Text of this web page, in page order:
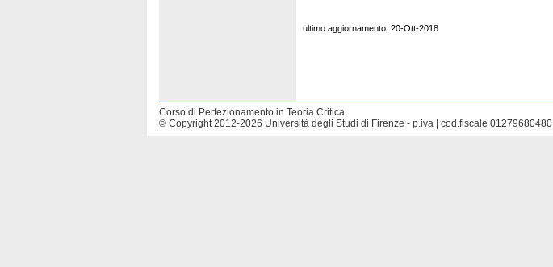
ultimo aggiornamento: 20-Ott-2018
Corso di Perfezionamento in Teoria Critica
© Copyright 2012-2026 Università degli Studi di Firenze - p.iva | cod.fiscale 01279680480